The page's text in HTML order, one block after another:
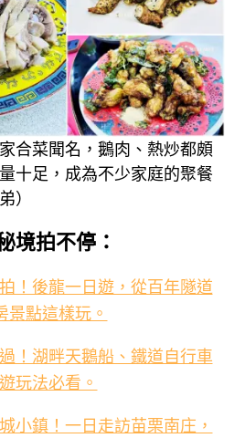
合菜聞名，鵝肉、熱炒都頗
十足，成為不少家庭的聚餐
）
境拍不停：
！後龍一日遊，從百年隧道
點這樣玩。
！湖畔天鵝船、鐵道自行車
玩法必看。
小鎮！一日走訪苗栗南庄，